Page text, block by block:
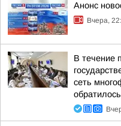
Анонс
Вчера,
В течение
сеть